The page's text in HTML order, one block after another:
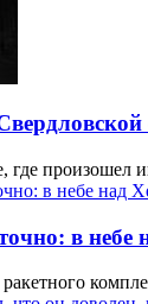
где произошел
в небе
ракетного